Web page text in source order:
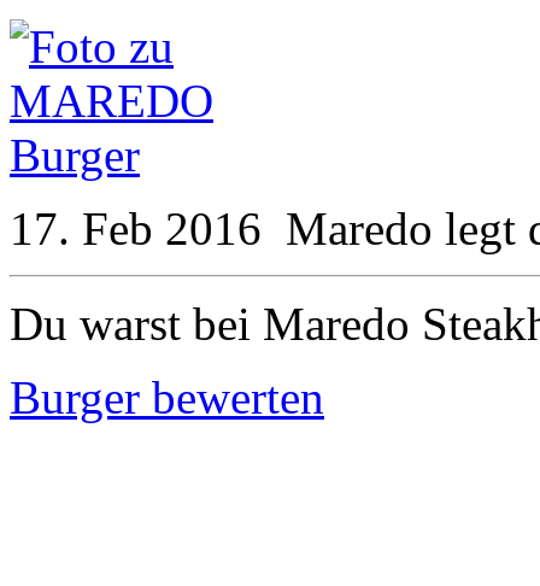
17. Feb 2016 Maredo legt
Du warst bei Maredo
Burger bewerten